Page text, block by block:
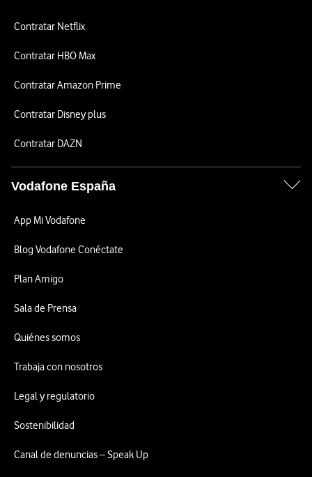
Contratar Netflix
Contratar HBO Max
Contratar Amazon Prime
Contratar Disney plus
Contratar DAZN
Vodafone España
App Mi Vodafone
Blog Vodafone Conéctate
Plan Amigo
Sala de Prensa
Quiénes somos
Trabaja con nosotros
Legal y regulatorio
Sostenibilidad
Canal de denuncias – Speak Up